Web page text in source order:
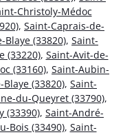
Christoly-Médoc
, Saint-Caprais-de-
Blaye (33820), Saint-
(33220), Saint-Avit-de-
(33160), Saint-Aubin-
(33820), Saint-
du-Queyret (33790),
(33390), Saint-André-
Bois (33490), Saint-